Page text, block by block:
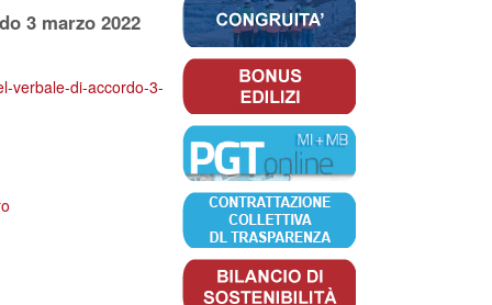
3 marzo 2022
verbale-di-accordo-3-